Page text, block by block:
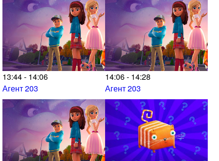
13:44 - 14:06
Агент 203
14:06 - 14:28
Агент 203